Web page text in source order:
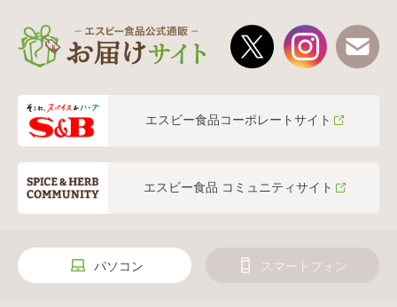
エスビー食品コーポレートサイト
エスビー食品 コミュニティサイト
パソコン スマートフォン